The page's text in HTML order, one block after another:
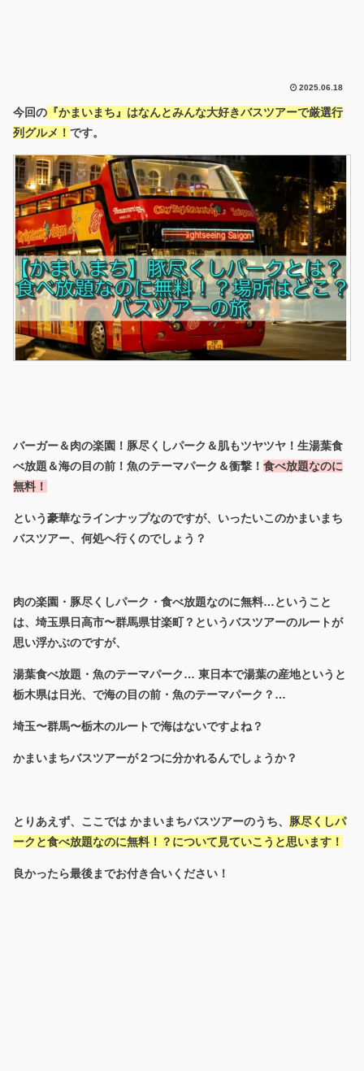
2025.06.18
今回の 『かまいまち』はなんとみんな大好きバスツアーで厳選行
列グルメ！ です。
バーガー＆肉の楽園！豚尽くしパーク＆肌もツヤツヤ！生湯葉食
べ放題＆海の目の前！魚のテーマパーク＆衝撃！ 食べ放題なのに
無料！
という豪華なラインナップなのですが、いったいこのかまいまち
バスツアー、何処へ行くのでしょう？
肉の楽園・豚尽くしパーク・食べ放題なのに無料…ということ
は、埼玉県日高市〜群馬県甘楽町？というバスツアーのルートが
思い浮かぶのですが、
湯葉食べ放題・魚のテーマパーク… 東日本で湯葉の産地というと
栃木県は日光、で海の目の前・魚のテーマパーク？…
埼玉〜群馬〜栃木のルートで海はないですよね？
かまいまちバスツアーが２つに分かれるんでしょうか？
とりあえず、ここでは かまいまちバスツアーのうち、 豚尽くしパ
ークと食べ放題なのに無料！？について見ていこうと思います！
良かったら最後までお付き合いください！